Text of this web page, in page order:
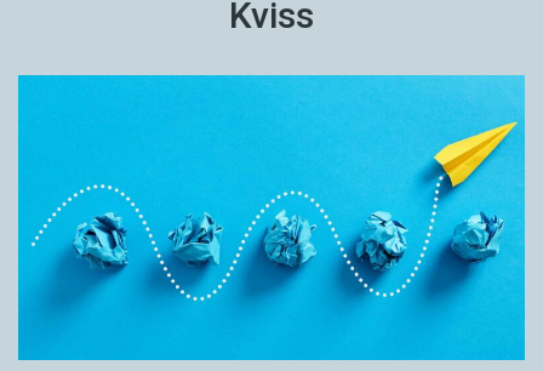
Kviss